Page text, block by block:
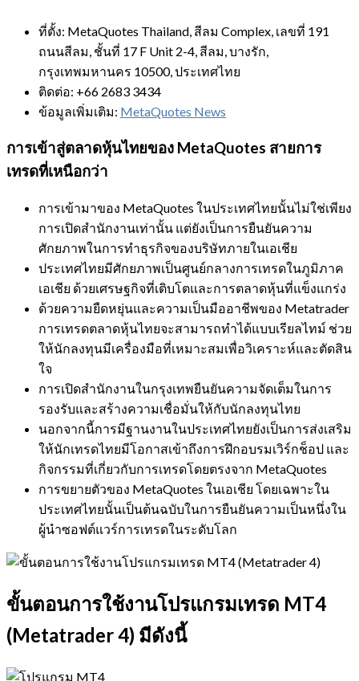
ที่ตั้ง: MetaQuotes Thailand, สีลม Complex, เลขที่ 191
ถนนสีลม, ชั้นที่ 17 F Unit 2-4, สีลม, บางรัก,
กรุงเทพมหานคร 10500, ประเทศไทย
ติดต่อ: +66 2683 3434
ข้อมูลเพิ่มเติม: MetaQuotes News
การเข้าสู่ตลาดหุ้นไทยของ MetaQuotes สายการ
เทรดที่เหนือกว่า
การเข้ามาของ MetaQuotes ในประเทศไทยนั้นไม่ใช่เพียง
การเปิดสำนักงานเท่านั้น แต่ยังเป็นการยืนยันความ
ศักยภาพในการทำธุรกิจของบริษัทภายในเอเชีย
ประเทศไทยมีศักยภาพเป็นศูนย์กลางการเทรดในภูมิภาค
เอเชีย ด้วยเศรษฐกิจที่เติบโตและการตลาดหุ้นที่แข็งแกร่ง
ด้วยความยืดหยุ่นและความเป็นมืออาชีพของ Metatrader
การเทรดตลาดหุ้นไทยจะสามารถทำได้แบบเรียลไทม์ ช่วย
ให้นักลงทุนมีเครื่องมือที่เหมาะสมเพื่อวิเคราะห์และตัดสิน
ใจ
การเปิดสำนักงานในกรุงเทพยืนยันความจัดเต็มในการ
รองรับและสร้างความเชื่อมั่นให้กับนักลงทุนไทย
นอกจากนี้การมีฐานงานในประเทศไทยยังเป็นการส่งเสริม
ให้นักเทรดไทยมีโอกาสเข้าถึงการฝึกอบรมเวิร์กช็อป และ
กิจกรรมที่เกี่ยวกับการเทรดโดยตรงจาก MetaQuotes
การขยายตัวของ MetaQuotes ในเอเชีย โดยเฉพาะใน
ประเทศไทยนั้นเป็นต้นฉบับในการยืนยันความเป็นหนึ่งใน
ผู้นำซอฟต์แวร์การเทรดในระดับโลก
ขั้นตอนการใช้งานโปรแกรมเทรด MT4
(Metatrader 4) มีดังนี้